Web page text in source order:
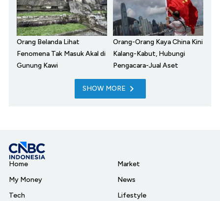
Orang Belanda Lihat
Fenomena Tak Masuk Akal di
Gunung Kawi
Orang-Orang Kaya China Kini
Kalang-Kabut, Hubungi
Pengacara-Jual Aset
SHOW MORE
Home
My Money
Tech
Market
News
Lifestyle